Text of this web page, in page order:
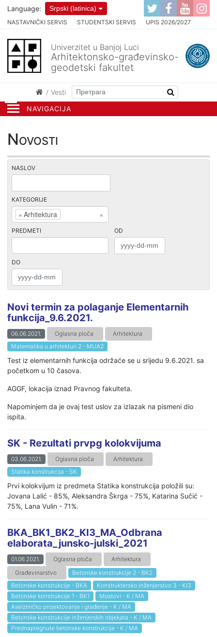
NAVIGACIJA
NASTAVNIČKI SERVIS STUDENTSKI SERVIS UPIS 2026/2027
Language: Srpski (latinica)
Univerzitet u Banjoj Luci
Arhitektonsko-građevinsko-
geodetski fakultet
Vesti
Novosti
NASLOV
KATEGORIJE
×
× Arhitektura
PREDMETI OD
DO
Novi termin za polaganje Elementarnih
funkcija_9.6.2021.
06.06.2021. Oglasna ploča
Arhitektura
Matematika u arhitekturi 2 - MUA2
Test iz elementarnih funkcija održaće se u srijedu 9.6.2021. sa
početkom u 10 časova.
AGGF, lokacija iznad Pravnog fakulteta.
Napominjem da je ovaj test uslov za izlazak na pismeni dio
ispita.
SK - Rezultati prvpg kolokvijuma
03.06.2021. Oglasna ploča
Arhitektura
Statika konstrukcija - SK
Prvi kolokvijum iz predmeta Statika konstrukcija položili su:
Jovana Lalić - 85%, Aleksandra Škrga - 75%, Katarina Sučić -
75%, Lana Vulin - 71%.
BKA_BK1_BK2_KI3_MA_Odbrana
elaborata_junsko-julski_2021
01.06.2021. Oglasna ploča
Arhitektura
Građevinarstvo
Betonske konstrukcije 2 - BK2
Betonske konstrukcije - BKA
Konstruktersko inženjerstvo 3 - KI3
Betonske konstrukcije 1 - BK1
Mostovi - K / MA
Aseizmičko projektovanje i građenje - K / MA
Betonske konstrukcije inženjerskih objekata - K / MA
Prednapregnute betonske konstrukcije - K / MA